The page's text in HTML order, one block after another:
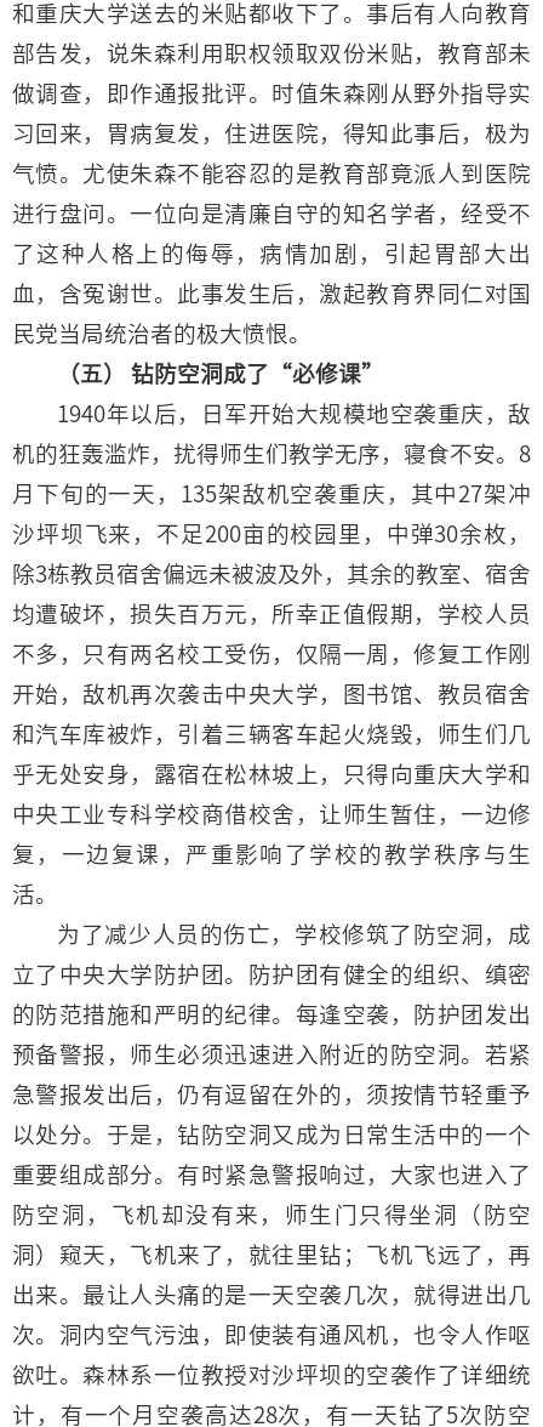
和重庆大学送去的米贴都收下了。事后有人向教育
部告发，说朱森利用职权领取双份米贴，教育部未
做调查，即作通报批评。时值朱森刚从野外指导实
习回来，胃病复发，住进医院，得知此事后，极为
气愤。尤使朱森不能容忍的是教育部竟派人到医院
进行盘问。一位向是清廉自守的知名学者，经受不
了这种人格上的侮辱，病情加剧，引起胃部大出
血，含冤谢世。此事发生后，激起教育界同仁对国
民党当局统治者的极大愤恨。
（五） 钻防空洞成了“必修课”
1940年以后，日军开始大规模地空袭重庆，敌
机的狂轰滥炸，扰得师生们教学无序，寝食不安。8
月下旬的一天，135架敌机空袭重庆，其中27架冲
沙坪坝飞来，不足200亩的校园里，中弹30余枚，
除3栋教员宿舍偏远未被波及外，其余的教室、宿舍
均遭破坏，损失百万元，所幸正值假期，学校人员
不多，只有两名校工受伤，仅隔一周，修复工作刚
开始，敌机再次袭击中央大学，图书馆、教员宿舍
和汽车库被炸，引着三辆客车起火烧毁，师生们几
乎无处安身，露宿在松林坡上，只得向重庆大学和
中央工业专科学校商借校舍，让师生暂住，一边修
复，一边复课，严重影响了学校的教学秩序与生
活。
为了减少人员的伤亡，学校修筑了防空洞，成
立了中央大学防护团。防护团有健全的组织、缜密
的防范措施和严明的纪律。每逢空袭，防护团发出
预备警报，师生必须迅速进入附近的防空洞。若紧
急警报发出后，仍有逗留在外的，须按情节轻重予
以处分。于是，钻防空洞又成为日常生活中的一个
重要组成部分。有时紧急警报响过，大家也进入了
防空洞，飞机却没有来，师生门只得坐洞（防空
洞）窥天，飞机来了，就往里钻；飞机飞远了，再
出来。最让人头痛的是一天空袭几次，就得进出几
次。洞内空气污浊，即使装有通风机，也令人作呕
欲吐。森林系一位教授对沙坪坝的空袭作了详细统
计，有一个月空袭高达28次，有一天钻了5次防空